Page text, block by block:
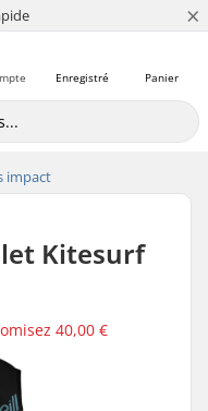
×
Panier
Enregistré
impact
Kitesurf
40,00 €